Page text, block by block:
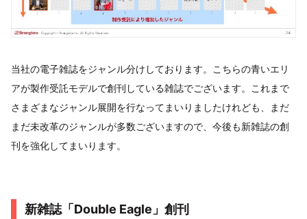
当社の電子雑誌をジャンル分けしております。こちらの青いエリ
アが製作受託モデルで創刊している雑誌でございます。これまで
さまざまなジャンル展開を行なってまいりましたけれども、まだ
まだ未改革のジャンルが多数ございますので、今後も新雑誌の創
刊を強化してまいります。
新雑誌「Double Eagle」創刊